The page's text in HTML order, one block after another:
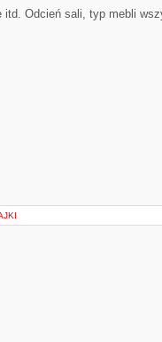
itd. Odcień sali, typ mebli